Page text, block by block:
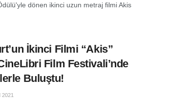
dönen ikinci uzun metraj filmi Akis
İkinci Filmi “Akis”
Film Festivali’nde
Buluştu!